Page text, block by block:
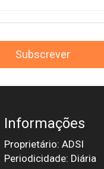
Subscrever
Informações
Proprietário: ADSI
Periodicidade: Diária